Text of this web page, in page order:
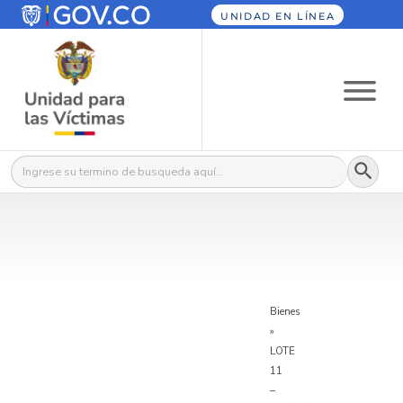
UNIDAD EN LÍNEA
Buscar: Botón
Bienes
»
LOTE
11
–